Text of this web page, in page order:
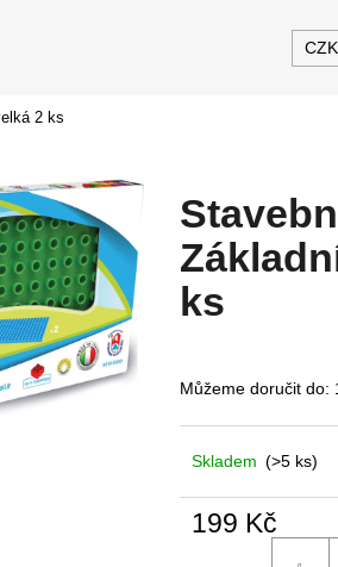
CZK
2 ks
ks
Můžeme doručit do:
Skladem (>5 ks)
199 Kč